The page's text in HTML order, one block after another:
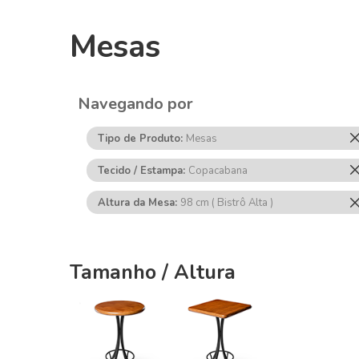
Mesas
Navegando por
Tipo de Produto Mesas
Tecido / Estampa Copacabana
Altura da Mesa 98 cm ( Bistrô Alta )
Tamanho / Altura